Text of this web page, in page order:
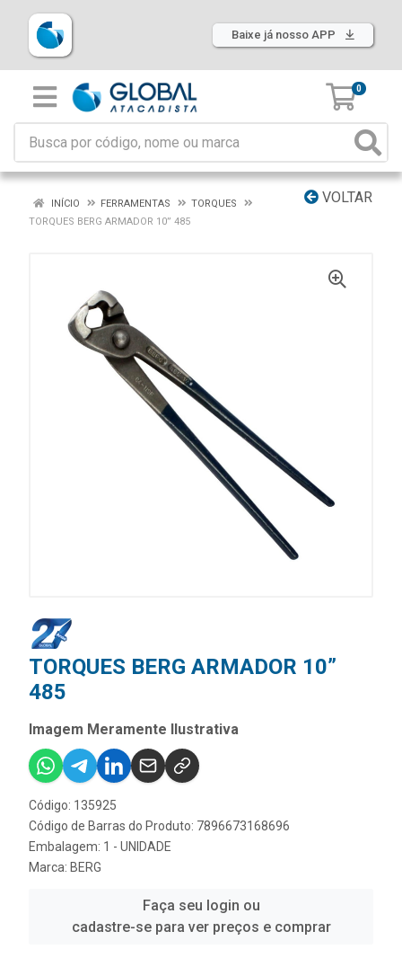
Baixe já nosso APP
0
VOLTAR
INÍCIO FERRAMENTAS
TORQUES
TORQUES BERG ARMADOR 10” 485
TORQUES BERG ARMADOR 10”
485
Imagem Meramente Ilustrativa
Código: 135925
Código de Barras do Produto: 7896673168696
Embalagem: 1 - UNIDADE
Marca: BERG
Faça seu login ou
cadastre-se para ver preços e comprar